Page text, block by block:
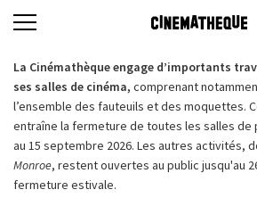
La Cinémathèque engage d’importants
ses salles de cinéma, comprenant
l’ensemble des fauteuils et des moquettes.
entraîne la fermeture de toutes les salles de
au 15 septembre 2026. Les autres activités,
Monroe, restent ouvertes au public jusqu'au
fermeture estivale.